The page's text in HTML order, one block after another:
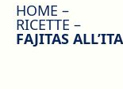
HOME
RICETTE
FAJITAS